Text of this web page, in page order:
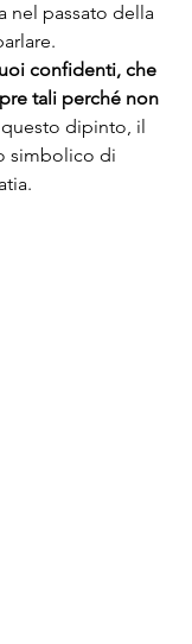
nel passato della
tali perché non
dipinto, il
simbolico di